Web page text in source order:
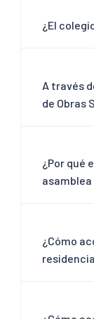
¿El
A través
de Obras
¿Por qué
¿Cómo